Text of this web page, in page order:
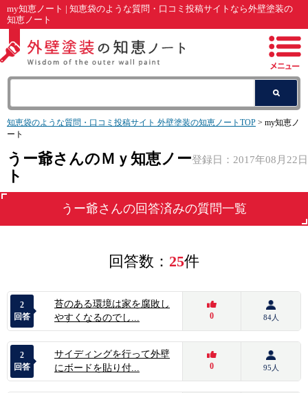
my知恵ノート | 知恵袋のような質問・口コミ投稿サイトなら外壁塗装の
知恵ノート
知恵袋のような質問・口コミ投稿サイト 外壁塗装の知恵ノートTOP > my知恵ノ
ート
登録日：2017年08月22日
うー爺さんのＭｙ知恵ノー
ト
うー爺さんの回答済みの質問一覧
回答数： 25件
2
回答
苔のある環境は家を腐敗し
やすくなるのでし...
0 84人
2
回答
サイディングを行って外壁
にボードを貼り付...
0 95人